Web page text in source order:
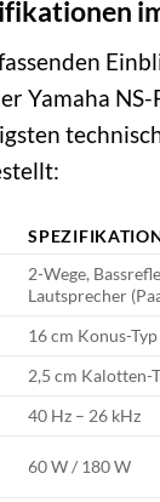
Yamaha NS-
2-Wege,
Lautsprecher
16 cm Konus-Typ
2,5 cm Kalotten-
40 Hz – 26 kHz
60 W / 180 W